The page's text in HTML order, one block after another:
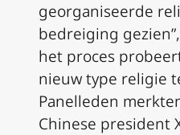
georganiseerde
bedreiging
het proces
nieuw type religie
Panelleden
Chinese president